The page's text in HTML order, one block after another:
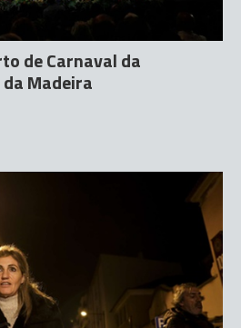
de Carnaval da
Madeira